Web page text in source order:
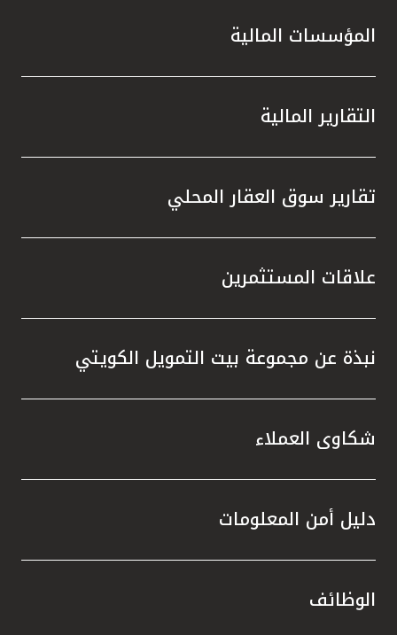
المؤسسات المالية
التقارير المالية
تقارير سوق العقار المحلي
علاقات المستثمرين
نبذة عن مجموعة بيت التمويل الكويتي
شكاوى العملاء
دليل أمن المعلومات
الوظائف